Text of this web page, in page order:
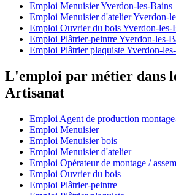
Emploi Menuisier Yverdon-les-Bains
Emploi Menuisier d'atelier Yverdon-
Emploi Ouvrier du bois Yverdon-les-
Emploi Plâtrier-peintre Yverdon-les-
Emploi Plâtrier plaquiste Yverdon-
L'emploi par métier dans
Artisanat
Emploi Agent de production
Emploi Menuisier
Emploi Menuisier bois
Emploi Menuisier d'atelier
Emploi Opérateur de montage /
Emploi Ouvrier du bois
Emploi Plâtrier-peintre